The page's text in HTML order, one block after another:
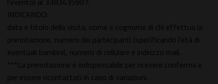
INDICANDO:
data e titolo della visita, nome e cognome di chi effettua la
prenotazione, numero dei partecipanti (specificando l'età di
eventuali bambini), numero di cellulare e indirizzo mail.
***La prenotazione è indispensabile per ricevere conferma e
per essere ricontattati in caso di variazioni.